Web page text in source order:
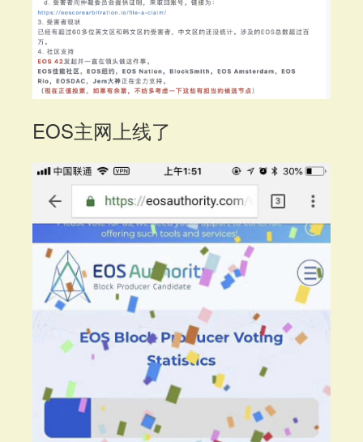
EOS主网上线了